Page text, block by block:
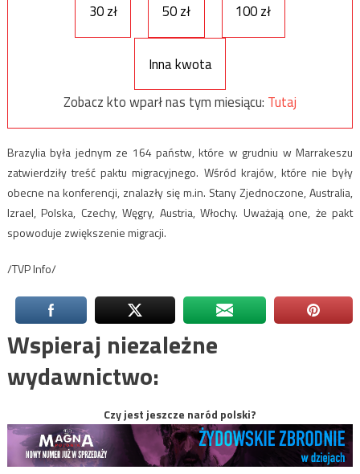
30 zł 50 zł 100 zł
Inna kwota
Zobacz kto wparł nas tym miesiącu: Tutaj
Brazylia była jednym ze 164 państw, które w grudniu w Marrakeszu
zatwierdziły treść paktu migracyjnego. Wśród krajów, które nie były
obecne na konferencji, znalazły się m.in. Stany Zjednoczone, Australia,
Izrael, Polska, Czechy, Węgry, Austria, Włochy. Uważają one, że pakt
spowoduje zwiększenie migracji.
/TVP Info/
Wspieraj niezależne
wydawnictwo:
Czy jest jeszcze naród polski?